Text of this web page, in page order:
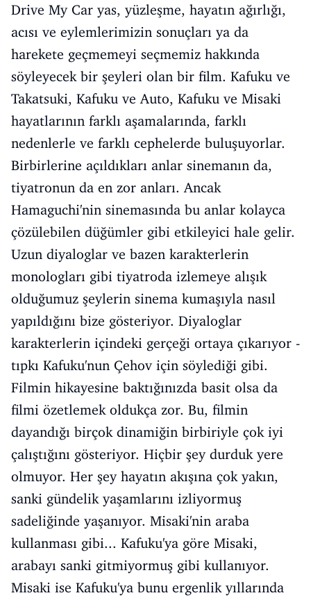
Drive My Car yas, yüzleşme, hayatın ağırlığı,
acısı ve eylemlerimizin sonuçları ya da
harekete geçmemeyi seçmemiz hakkında
söyleyecek bir şeyleri olan bir film. Kafuku ve
Takatsuki, Kafuku ve Auto, Kafuku ve Misaki
hayatlarının farklı aşamalarında, farklı
nedenlerle ve farklı cephelerde buluşuyorlar.
Birbirlerine açıldıkları anlar sinemanın da,
tiyatronun da en zor anları. Ancak
Hamaguchi'nin sinemasında bu anlar kolayca
çözülebilen düğümler gibi etkileyici hale gelir.
Uzun diyaloglar ve bazen karakterlerin
monologları gibi tiyatroda izlemeye alışık
olduğumuz şeylerin sinema kumaşıyla nasıl
yapıldığını bize gösteriyor. Diyaloglar
karakterlerin içindeki gerçeği ortaya çıkarıyor -
tıpkı Kafuku'nun Çehov için söylediği gibi.
Filmin hikayesine baktığınızda basit olsa da
filmi özetlemek oldukça zor. Bu, filmin
dayandığı birçok dinamiğin birbiriyle çok iyi
çalıştığını gösteriyor. Hiçbir şey durduk yere
olmuyor. Her şey hayatın akışına çok yakın,
sanki gündelik yaşamlarını izliyormuş
sadeliğinde yaşanıyor. Misaki'nin araba
kullanması gibi... Kafuku'ya göre Misaki,
arabayı sanki gitmiyormuş gibi kullanıyor.
Misaki ise Kafuku'ya bunu ergenlik yıllarında